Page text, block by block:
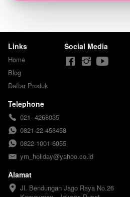
Links
Home
Blog
Daftar Produk
Social Media
Telephone
021- 4268035
0821-22-458458
0822-1001-6055
ym_holiday@yahoo.co.id
Alamat
Jl. Bendungan Jago Raya No.26